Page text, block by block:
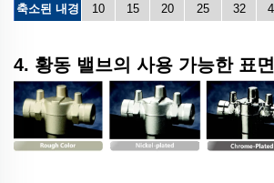
축소된 내경 10 15 20 25 32
4. 황동 밸브의 사용 가능한 표